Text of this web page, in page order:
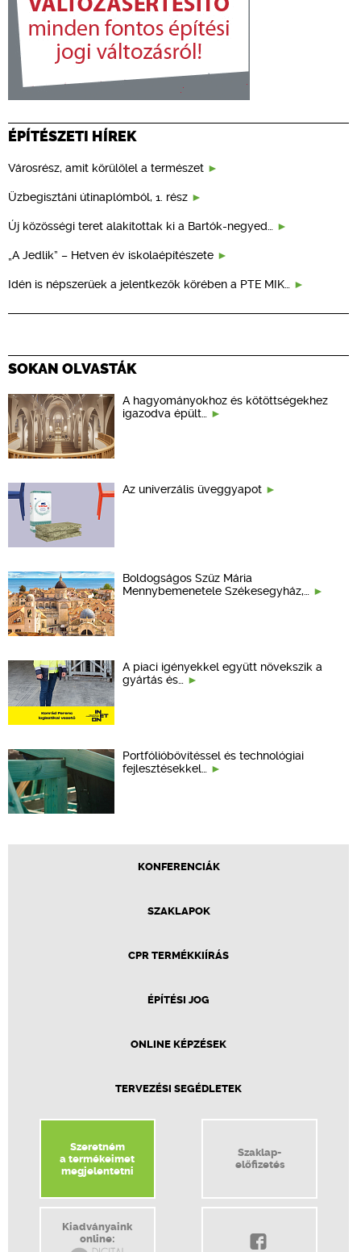
ÉPÍTÉSZETI HÍREK
Városrész, amit körülölel a természet
Üzbegisztáni útinaplómból, 1. rész
Új közösségi teret alakítottak ki a Bartók-negyed…
„A Jedlik” – Hetven év iskolaépítészete
Idén is népszerűek a jelentkezők körében a PTE MIK…
SOKAN OLVASTÁK
A hagyományokhoz és kötöttségekhez
igazodva épült…
Az univerzális üveggyapot
Boldogságos Szűz Mária
Mennybemenetele Székesegyház,…
A piaci igényekkel együtt növekszik a
gyártás és…
Portfólióbővítéssel és technológiai
fejlesztésekkel…
KONFERENCIÁK
SZAKLAPOK
CPR TERMÉKKIÍRÁS
ÉPÍTÉSI JOG
ONLINE KÉPZÉSEK
TERVEZÉSI SEGÉDLETEK
Szeretném
a termékeimet
megjelentetni
Szaklap-
előfizetés
Kiadványaink
online: